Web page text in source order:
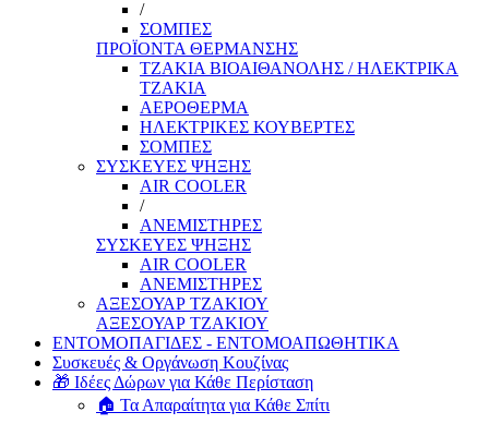
/
ΣΟΜΠΕΣ
ΠΡΟΪΟΝΤΑ ΘΕΡΜΑΝΣΗΣ
ΤΖΑΚΙΑ ΒΙΟΑΙΘΑΝΟΛΗΣ / ΗΛΕΚΤΡΙΚΑ
ΤΖΑΚΙΑ
ΑΕΡΟΘΕΡΜΑ
ΗΛΕΚΤΡΙΚΕΣ ΚΟΥΒΕΡΤΕΣ
ΣΟΜΠΕΣ
ΣΥΣΚΕΥΕΣ ΨΗΞΗΣ
AIR COOLER
/
ΑΝΕΜΙΣΤΗΡΕΣ
ΣΥΣΚΕΥΕΣ ΨΗΞΗΣ
AIR COOLER
ΑΝΕΜΙΣΤΗΡΕΣ
ΑΞΕΣΟΥΑΡ ΤΖΑΚΙΟΥ
ΑΞΕΣΟΥΑΡ ΤΖΑΚΙΟΥ
ΕΝΤΟΜΟΠΑΓΙΔΕΣ - ΕΝΤΟΜΟΑΠΩΘΗΤΙΚΑ
Συσκευές & Οργάνωση Κουζίνας
🎁 Ιδέες Δώρων για Κάθε Περίσταση
🏠 Τα Απαραίτητα για Κάθε Σπίτι